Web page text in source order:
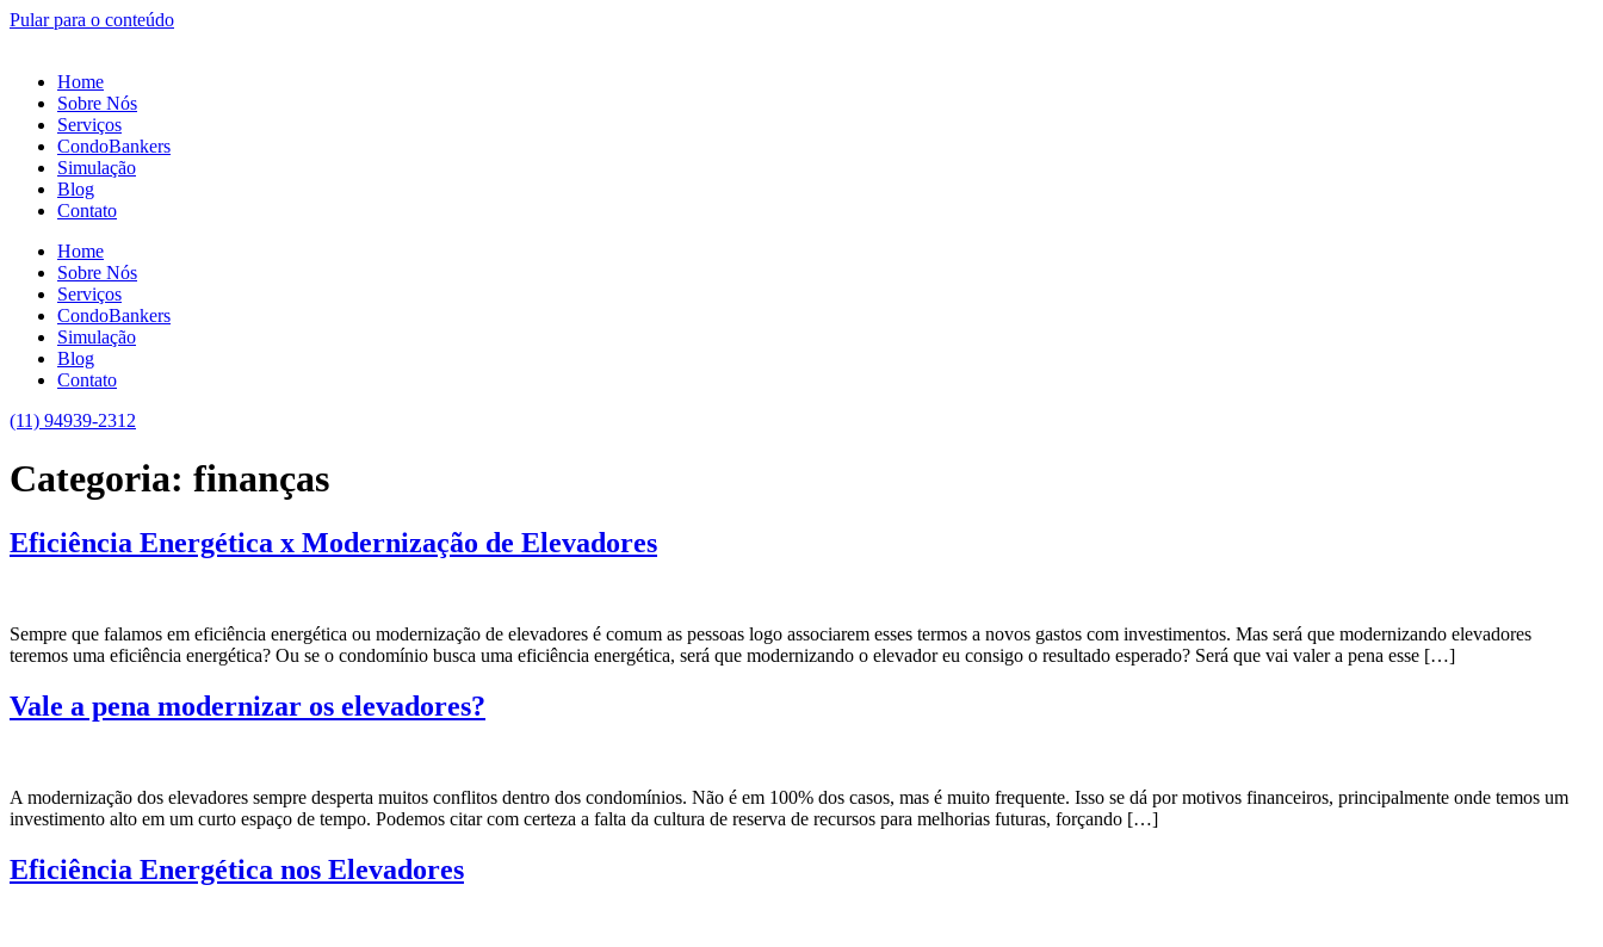
Pular para o conteúdo
Home
Sobre Nós
Serviços
CondoBankers
Simulação
Blog
Contato
Home
Sobre Nós
Serviços
CondoBankers
Simulação
Blog
Contato
(11) 94939-2312
Categoria: finanças
Eficiência Energética x Modernização de Elevadores
Sempre que falamos em eficiência energética ou modernização de elevadores é comum as pessoas logo associarem esses termos a novos gastos com investimentos. Mas será que modernizando elevadores
teremos uma eficiência energética? Ou se o condomínio busca uma eficiência energética, será que modernizando o elevador eu consigo o resultado esperado? Será que vai valer a pena esse […]
Vale a pena modernizar os elevadores?
A modernização dos elevadores sempre desperta muitos conflitos dentro dos condomínios. Não é em 100% dos casos, mas é muito frequente. Isso se dá por motivos financeiros, principalmente onde temos um
investimento alto em um curto espaço de tempo. Podemos citar com certeza a falta da cultura de reserva de recursos para melhorias futuras, forçando […]
Eficiência Energética nos Elevadores